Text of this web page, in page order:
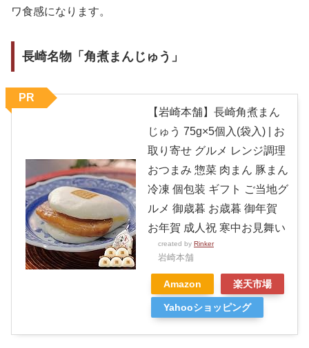
ワ食感になります。
長崎名物「角煮まんじゅう」
【岩崎本舗】長崎角煮まん
じゅう 75g×5個入(袋入) | お
取り寄せ グルメ レンジ調理
おつまみ 惣菜 肉まん 豚まん
冷凍 個包装 ギフト ご当地グ
ルメ 御歳暮 お歳暮 御年賀
お年賀 成人祝 寒中お見舞い
created by Rinker
岩崎本舗
Amazon 楽天市場
Yahooショッピング
PR